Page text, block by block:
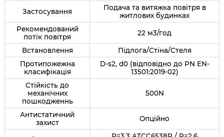
Застосування
Подача та витяжка повітря в
житлових будинках
Рекомендований
потік повітря
22 м3/год
Встановлення
Підлога/Стіна/Стеля
Протипожежна
класифікація
D-s2, d0 (відповідно до PN EN-
13501:2019-02)
Стійкість до
механічних
пошкодженнь
500N
Антистатичний
захист
Опційно